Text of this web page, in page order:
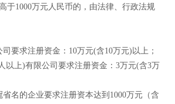
于1000万元人民币的，由法律、行政法规
求注册资金：10万元(含10万元)以上；
上)有限公司要求注册资金：3万元(含3万
的企业要求注册资本达到1000万元（含